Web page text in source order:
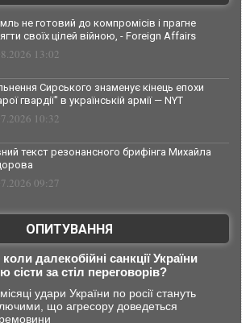
не готовий до компромісів і прагне
своїх цілей війною, - Foreign Affairs
13:02
Сирського знаменує кінець епохи
гвардії" в українській армії — NYT
10:32
текст резонансного брифінга Михайла
09:27
ОПИТУВАННЯ
далекобійні санкції України
сісти за стіл переговорів?
удари України по росії стануть
що агресору доведеться